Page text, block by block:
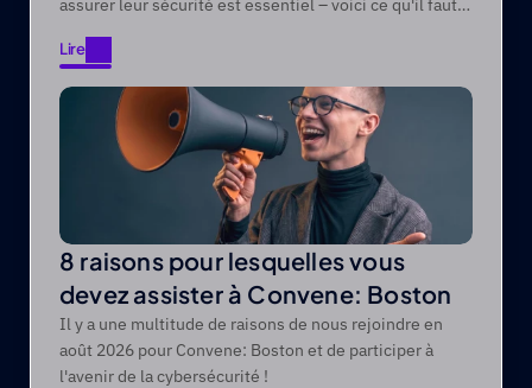
assurer leur sécurité est essentiel – voici ce qu'il faut
Lire
Lire
8 raisons pour lesquelles vous
devez assister à Convene: Boston
Il y a une multitude de raisons de nous rejoindre en
août 2026 pour Convene: Boston et de participer à
l'avenir de la cybersécurité !